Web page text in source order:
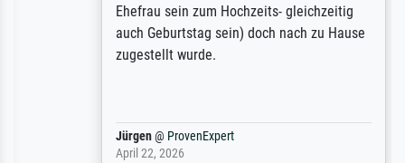
Ehefrau sein zum Hochzeits- gleichzeitig
auch Geburtstag sein) doch nach zu Hause
zugestellt wurde.
@ProvenExpert
April 22, 2026